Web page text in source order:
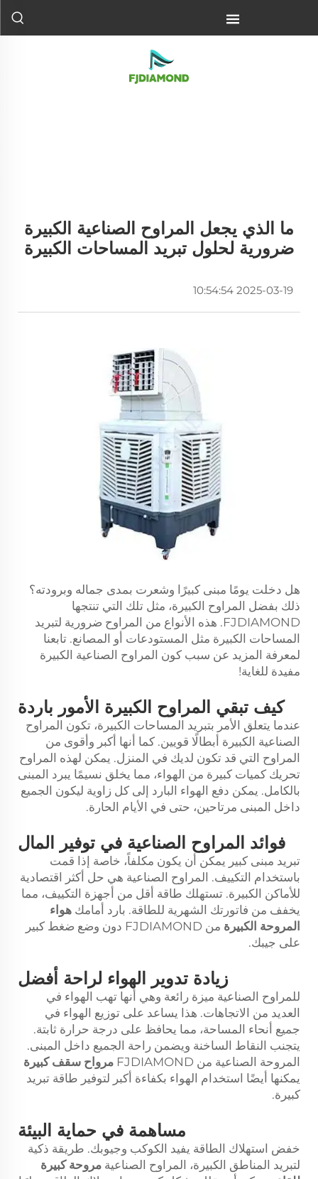
ما الذي يجعل المراوح الصناعية الكبيرة
ضرورية لحلول تبريد المساحات الكبيرة
2025-03-19 10:54:54
هل دخلت يومًا مبنى كبيرًا وشعرت بمدى جماله وبرودته؟
ذلك بفضل المراوح الكبيرة، مثل تلك التي تنتجها
FJDIAMOND. هذه الأنواع من المراوح ضرورية لتبريد
المساحات الكبيرة مثل المستودعات أو المصانع. تابعنا
لمعرفة المزيد عن سبب كون المراوح الصناعية الكبيرة
مفيدة للغاية!
كيف تبقي المراوح الكبيرة الأمور باردة
عندما يتعلق الأمر بتبريد المساحات الكبيرة، تكون المراوح
الصناعية الكبيرة أبطالًا قويين. كما أنها أكبر وأقوى من
المراوح التي قد تكون لديك في المنزل. يمكن لهذه المراوح
تحريك كميات كبيرة من الهواء، مما يخلق نسيمًا يبرد المبنى
بالكامل. يمكن دفع الهواء البارد إلى كل زاوية ليكون الجميع
داخل المبنى مرتاحين، حتى في الأيام الحارة.
فوائد المراوح الصناعية في توفير المال
تبريد مبنى كبير يمكن أن يكون مكلفاً، خاصة إذا قمت
باستخدام التكييف. المراوح الصناعية هي حل أكثر اقتصادية
للأماكن الكبيرة. تستهلك طاقة أقل من أجهزة التكييف، مما
يخفف من فاتورتك الشهرية للطاقة. بارد أمامك هواء
المروحة الكبيرة
من FJDIAMOND دون وضع ضغط كبير
على جيبك.
زيادة تدوير الهواء لراحة أفضل
للمراوح الصناعية ميزة رائعة وهي أنها تهب الهواء في
العديد من الاتجاهات. هذا يساعد على توزيع الهواء في
جميع أنحاء المساحة، مما يحافظ على درجة حرارة ثابتة.
يتجنب النقاط الساخنة ويضمن راحة الجميع داخل المبنى.
المروحة الصناعية من FJDIAMOND
مرواح سقف كبيرة
يمكنها أيضًا استخدام الهواء بكفاءة أكبر لتوفير طاقة تبريد
كبيرة.
مساهمة في حماية البيئة
خفض استهلاك الطاقة يفيد الكوكب وجيوبك. طريقة ذكية
لتبريد المناطق الكبيرة، المراوح الصناعية مروحة كبيرة